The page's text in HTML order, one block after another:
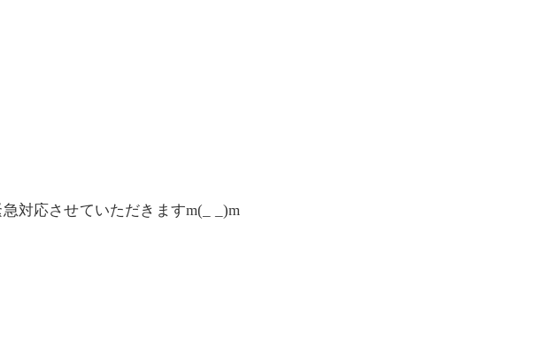
対応させていただきますm(_ _)m